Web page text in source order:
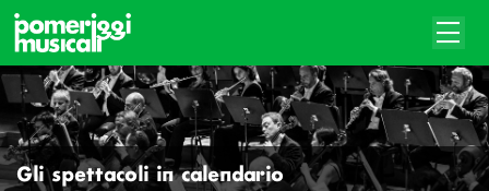
Gli spettacoli in calendario